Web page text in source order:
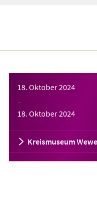
18. Oktober 2024
–
18. Oktober 2024
Kreismuseum